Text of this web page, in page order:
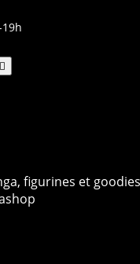

figurines et goodies